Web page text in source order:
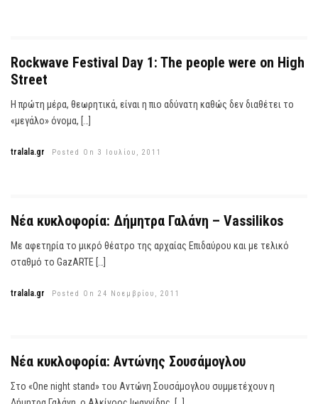
Rockwave Festival Day 1: The people were on High
Street
Η πρώτη μέρα, θεωρητικά, είναι η πιο αδύνατη καθώς δεν διαθέτει το
«μεγάλο» όνομα, […]
tralala.gr Posted On 3 Ιουλίου, 2011
Νέα κυκλοφορία: Δήμητρα Γαλάνη – Vassilikos
Με αφετηρία το μικρό θέατρο της αρχαίας Επιδαύρου και με τελικό
σταθμό το GazΑRTE […]
tralala.gr Posted On 24 Νοεμβρίου, 2011
Νέα κυκλοφορία: Αντώνης Σουσάμογλου
Στο «One night stand» του Αντώνη Σουσάμογλου συμμετέχουν η